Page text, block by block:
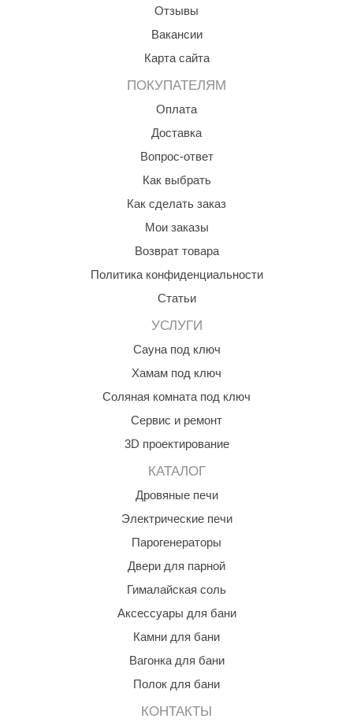
Отзывы
Вакансии
Карта сайта
ПОКУПАТЕЛЯМ
Оплата
Доставка
Вопрос-ответ
Как выбрать
Как сделать заказ
Мои заказы
Возврат товара
Политика конфиденциальности
Статьи
УСЛУГИ
Сауна под ключ
Хамам под ключ
Соляная комната под ключ
Сервис и ремонт
3D проектирование
КАТАЛОГ
Дровяные печи
Электрические печи
Парогенераторы
Двери для парной
Гималайская соль
Аксессуары для бани
Камни для бани
Вагонка для бани
Полок для бани
КОНТАКТЫ